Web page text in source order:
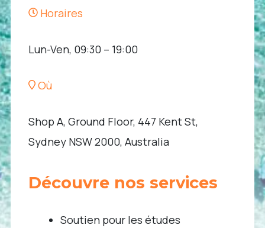
Horaires
Lun-Ven, 09:30 – 19:00
Où
Shop A, Ground Floor, 447 Kent St,
Sydney NSW 2000, Australia
Découvre nos services
Soutien pour les études